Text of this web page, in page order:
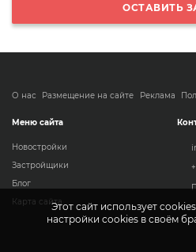
ОСТАВИТЬ
О нас Размещение на сайте Реклама
Меню сайта
Новостройки
Застройщики
Блог
Карта сайтаЭтот сайт использует
настройки cookies в своём